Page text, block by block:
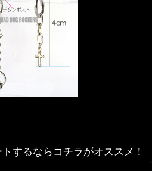
するならコチラがオススメ！